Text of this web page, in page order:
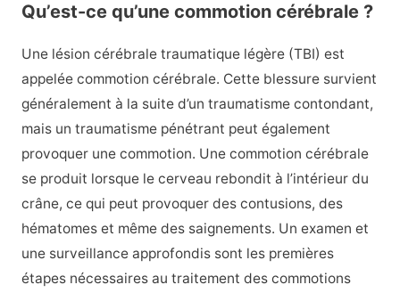
Qu’est-ce qu’une commotion cérébrale ?
Une lésion cérébrale traumatique légère (TBI) est
appelée commotion cérébrale. Cette blessure survient
généralement à la suite d’un traumatisme contondant,
mais un traumatisme pénétrant peut également
provoquer une commotion. Une commotion cérébrale
se produit lorsque le cerveau rebondit à l’intérieur du
crâne, ce qui peut provoquer des contusions, des
hématomes et même des saignements. Un examen et
une surveillance approfondis sont les premières
étapes nécessaires au traitement des commotions